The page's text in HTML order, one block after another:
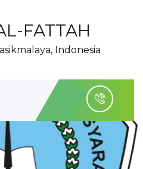
FATTAH
Indonesia